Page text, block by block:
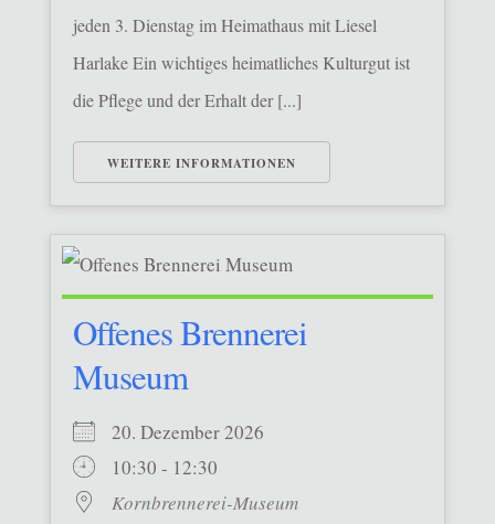
jeden 3. Dienstag im Heimathaus mit Liesel
Harlake Ein wichtiges heimatliches Kulturgut ist
die Pflege und der Erhalt der [...]
WEITERE INFORMATIONEN
Offenes Brennerei
Museum
20. Dezember 2026
10:30 - 12:30
Kornbrennerei-Museum